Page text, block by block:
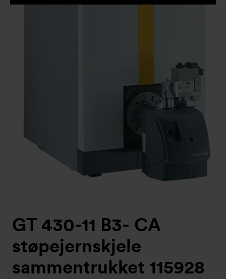
GT 430-11 B3- CA
støpejernskjele
sammentrukket 115928